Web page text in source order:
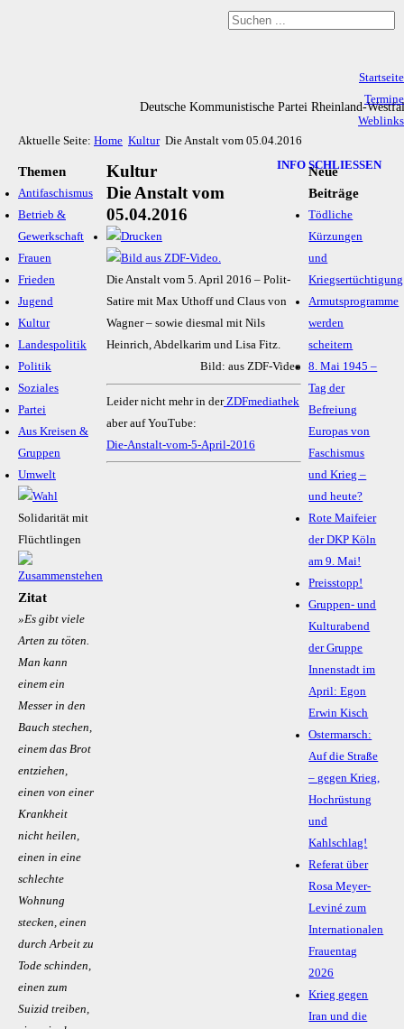
Deutsche Kommunistische Partei Rheinland-
Startseite
Termine
Weblinks
Impressum & Datenschutz
Aktuelle Seite: Home Kultur Die Anstalt vom 05.04.2016
Themen
Antifaschismus
Betrieb &
Gewerkschaft
Frauen
Frieden
Jugend
Kultur
Landespolitik
Politik
Soziales
Partei
Aus Kreisen &
Gruppen
Umwelt
Solidarität mit
Flüchtlingen
Zitat
»Es gibt viele
Arten zu töten.
Man kann
einem ein
Messer in den
Bauch stechen,
einem das Brot
entziehen,
einen von einer
Krankheit
nicht heilen,
einen in eine
schlechte
Wohnung
stecken, einen
durch Arbeit zu
Tode schinden,
einen zum
Suizid treiben,
Kultur
Die Anstalt vom
05.04.2016
Die Anstalt vom 5. April 2016 – Polit-
Satire mit Max Uthoff und Claus von
Wagner – sowie diesmal mit Nils
Heinrich, Abdelkarim und Lisa Fitz.
Bild: aus ZDF-Video
Leider nicht mehr in derZDFmediathek
aber auf YouTube:
Die-Anstalt-vom-5-April-2016
INFO SCHLIESSEN
Neue
Beiträge
Tödliche
Kürzungen
und
Kriegsertüchtigung
Armutsprogramme
werden
scheitern
8. Mai 1945 –
Tag der
Befreiung
Europas von
Faschismus
und Krieg –
und heute?
Rote Maifeier
der DKP Köln
am 9. Mai!
Preisstopp!
Gruppen- und
Kulturabend
der Gruppe
Innenstadt im
April: Egon
Erwin Kisch
Ostermarsch:
Auf die Straße
– gegen Krieg,
Hochrüstung
und
Kahlschlag!
Referat über
Rosa Meyer-
Leviné zum
Internationalen
Frauentag
2026
Krieg gegen
Iran und die